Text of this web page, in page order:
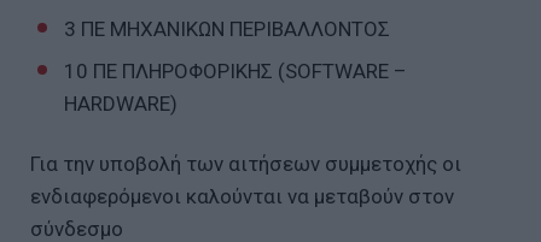
3 ΠΕ ΜΗΧΑΝΙΚΩΝ ΠΕΡΙΒΑΛΛΟΝΤΟΣ
10 ΠΕ ΠΛΗΡΟΦΟΡΙΚΗΣ (SOFTWARE –
HARDWARE)
Για την υποβολή των αιτήσεων συμμετοχής οι
ενδιαφερόμενοι καλούνται να μεταβούν στον
σύνδεσμο